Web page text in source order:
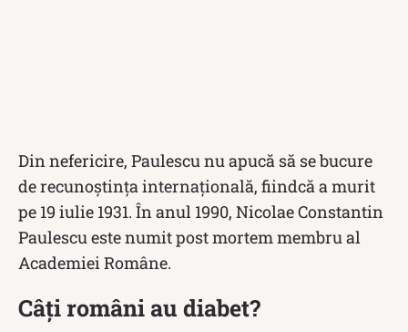
Din nefericire, Paulescu nu apucă să se bucure
de recunoștința internațională, fiindcă a murit
pe 19 iulie 1931. În anul 1990, Nicolae Constantin
Paulescu este numit post mortem membru al
Academiei Române.
Câți români au diabet?